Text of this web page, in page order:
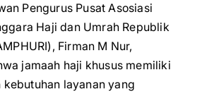
Pengurus Pusat Asosiasi
Haji dan Umrah Republik
Firman M Nur,
jamaah haji khusus memiliki
layanan yang